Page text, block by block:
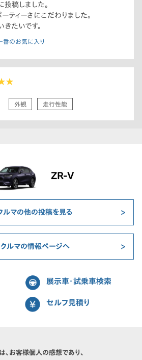
稿しました。
ティーさにこだわりました。
たいです。
番のお気に入り
外観 走行性能
ZR-V
ルマの他の投稿を見る
ルマの情報ページへ
展示車・試乗車検索
セルフ見積り
、お客様個人の感想であり、